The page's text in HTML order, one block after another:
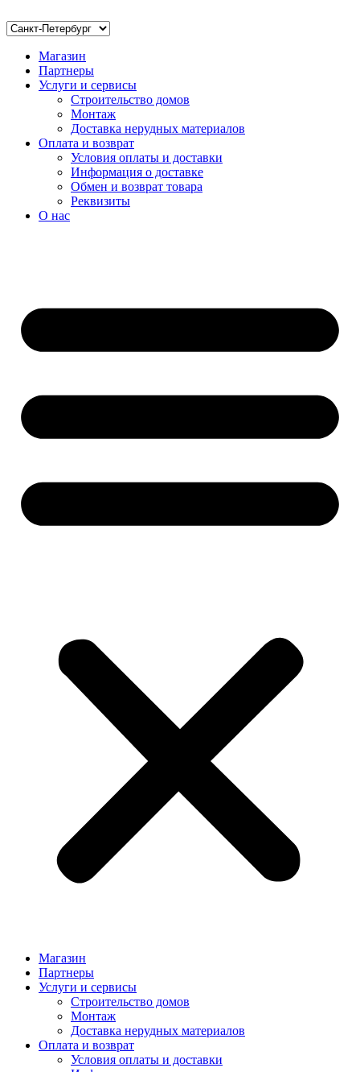
Магазин
Партнеры
Услуги и сервисы
Строительство домов
Монтаж
Доставка нерудных материалов
Оплата и возврат
Условия оплаты и доставки
Информация о доставке
Обмен и возврат товара
Реквизиты
О нас
Магазин
Партнеры
Услуги и сервисы
Строительство домов
Монтаж
Доставка нерудных материалов
Оплата и возврат
Условия оплаты и доставки